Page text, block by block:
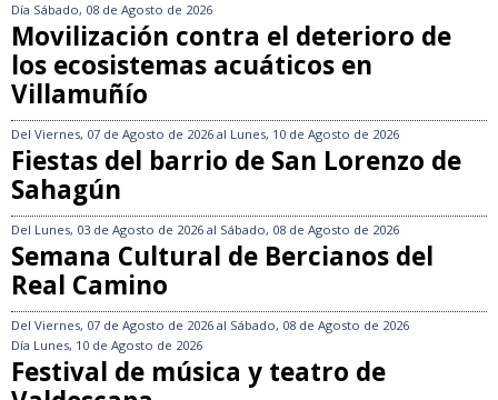
Día Sábado, 08 de Agosto de 2026
Movilización contra el deterioro de
los ecosistemas acuáticos en
Villamuñío
Del Viernes, 07 de Agosto de 2026 al Lunes, 10 de Agosto de 2026
Fiestas del barrio de San Lorenzo de
Sahagún
Del Lunes, 03 de Agosto de 2026 al Sábado, 08 de Agosto de 2026
Semana Cultural de Bercianos del
Real Camino
Del Viernes, 07 de Agosto de 2026 al Sábado, 08 de Agosto de 2026
Día Lunes, 10 de Agosto de 2026
Festival de música y teatro de